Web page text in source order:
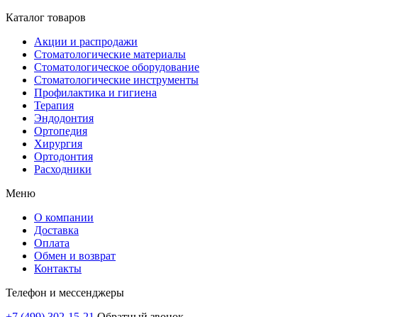
Каталог товаров
Акции и распродажи
Стоматологические материалы
Стоматологическое оборудование
Стоматологические инструменты
Профилактика и гигиена
Терапия
Эндодонтия
Ортопедия
Хирургия
Ортодонтия
Расходники
Меню
О компании
Доставка
Оплата
Обмен и возврат
Контакты
Телефон и мессенджеры